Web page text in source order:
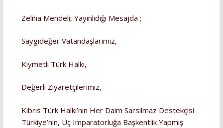
Zeliha Mendeli, Yayınlıdığı Mesajda ;
Saygıdeğer Vatandaşlarımız,
Kıymetli Türk Halkı,
Değerli Ziyaretçilerimiz,
Kıbrıs Türk Halkı’nın Her Daim Sarsılmaz Destekçisi
Türkiye’nin, Üç Imparatorluğa Başkentlik Yapmış